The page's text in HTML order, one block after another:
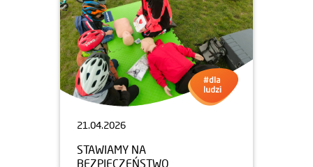
21.04.2026
STAWIAMY NA
BEZPIECZEŃSTWO